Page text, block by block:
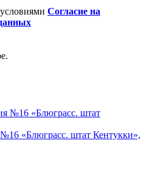
Согласие на
«Блюграсс. штат Кентукки»,